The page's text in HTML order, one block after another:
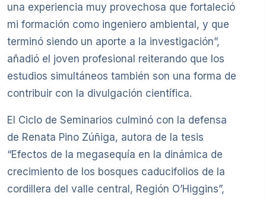
una experiencia muy provechosa que fortaleció
mi formación como ingeniero ambiental, y que
terminó siendo un aporte a la investigación”,
añadió el joven profesional reiterando que los
estudios simultáneos también son una forma de
contribuir con la divulgación científica.
El Ciclo de Seminarios culminó con la defensa
de Renata Pino Zúñiga, autora de la tesis
“Efectos de la megasequía en la dinámica de
crecimiento de los bosques caducifolios de la
cordillera del valle central, Región O’Higgins”,